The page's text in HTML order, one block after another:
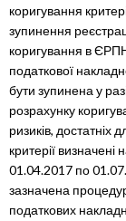
коригування
зупинення
коригування в
податкової
бути зупинена у
розрахунку
ризиків, достатніх
критерії
01.04.2017 по
зазначена
податкових